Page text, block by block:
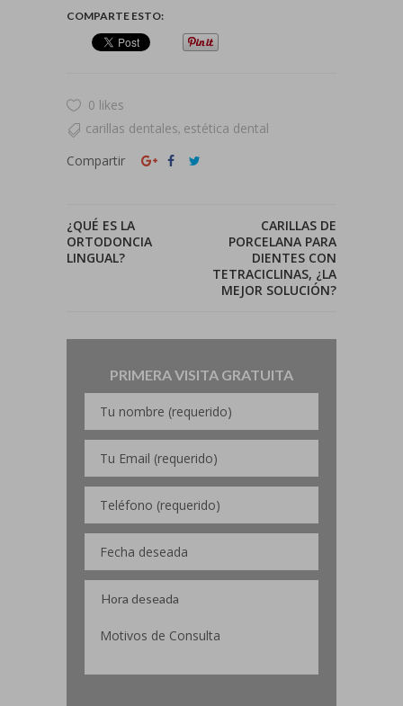
COMPARTE ESTO:
0 likes
carillas dentales, estética dental
Compartir
¿QUÉ ES LA
ORTODONCIA
LINGUAL?
CARILLAS DE
PORCELANA PARA
DIENTES CON
TETRACICLINAS, ¿LA
MEJOR SOLUCIÓN?
PRIMERA VISITA GRATUITA